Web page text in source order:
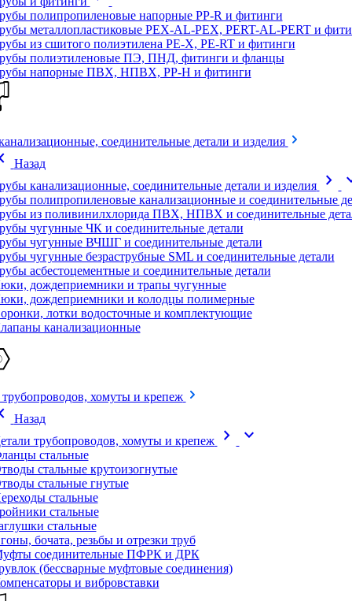
полипропиленовые напорные PP-R и фитинги
металлопластиковые PEX-AL-PEX, PERT-AL-PERT и
из сшитого полиэтилена PE-X, PE-RT и фитинги
полиэтиленовые ПЭ, ПНД, фитинги и фланцы
напорные ПВХ, НПВХ, PP-H и фитинги
соединительные детали и изделия
Назад
канализационные, соединительные детали и изделия
chevron_right
полипропиленовые канализационные и соединительные
из поливинилхлорида ПВХ, НПВХ и соединительные
чугунные ЧК и соединительные детали
чугунные ВЧШГ и соединительные детали
чугунные безраструбные SML и соединительные детали
асбестоцементные и соединительные детали
дождеприемники и трапы чугунные
дождеприемники и колодцы полимерные
лотки водосточные и комплектующие
канализационные
трубопроводов, хомуты и крепеж
Назад
трубопроводов, хомуты и крепеж
chevron_right expand_more
стальные
стальные крутоизогнутые
стальные гнутые
стальные
стальные
стальные
бочата, резьбы и отрезки труб
соединительные ПФРК и ДРК
(бессварные муфтовые соединения)
и вибровставки